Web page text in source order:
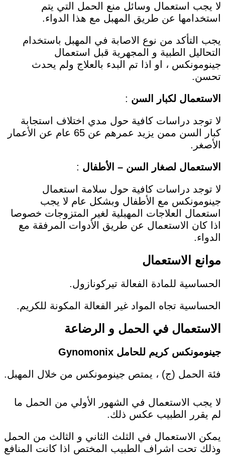
لا يجب استعمال وسائل منع الحمل التي يتم
استخدامها عن طريق المهبل مع هذا الدواء.
يجب التأكد من نوع الاصابة في المهبل باستخدام
التحاليل الطبية و المجهرية قبل استعمال
جينومونكس ، او اذا تم البدء بالعلاج ولم يحدث
تحسن.
الاستعمال لكبار السن :
لا توجد دراسات كافية حول مدي اختلاف استجابة
كبار السن ممن يزيد عمرهم عن 65 عام عن الأعمار
الأصغر.
الاستعمال لصغار السن – الأطفال :
لا توجد دراسات كافية حول سلامة استعمال
جينومونكس مع الأطفال وبشكل عام لا يجب
استعمال العلاجات المهبلية لغير المتزوجات خصوصا
اذا كان الاستعمال عن طريق الأدوات المرفقة مع
الدواء.
موانع الاستعمال
الحساسية للمادة الفعالة تيركونازول.
الحساسية تجاه المواد غير الفعالة المكونة للكريم.
الاستعمال في الحمل و الرضاعة
جينومونكس كريم للحامل Gynomonix
فئة الحمل (ج) ، يمتص جينومونكس من خلال المهبل.
لا يجب الاستعمال في الشهور الأولي من الحمل ما
لم يقرر الطبيب عكس ذلك.
يمكن الاستعمال في الثلث الثاني و الثالث من الحمل
وذلك تحت اشراف الطبيب المختص اذا كانت المنافع